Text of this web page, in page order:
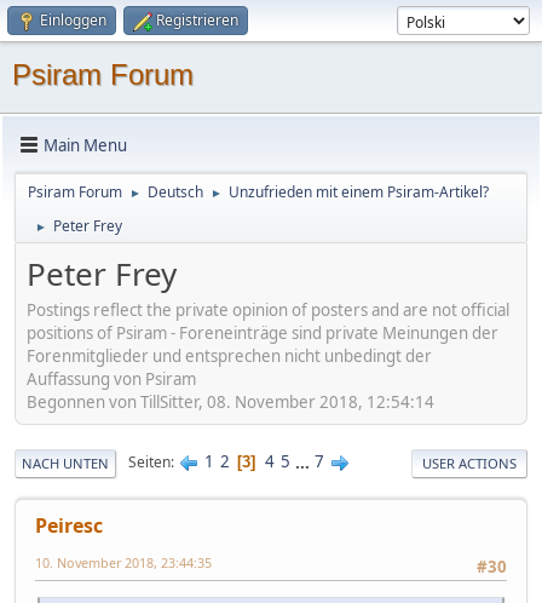
Einloggen Registrieren
Psiram Forum
Main Menu
Psiram Forum ► Deutsch ► Unzufrieden mit einem Psiram-Artikel?
► Peter Frey
Peter Frey
Postings reflect the private opinion of posters and are not official
positions of Psiram - Foreneinträge sind private Meinungen der
Forenmitglieder und entsprechen nicht unbedingt der
Auffassung von Psiram
Begonnen von TillSitter, 08. November 2018, 12:54:14
NACH UNTEN Seiten 1 2 3 4 5 ... 7 USER ACTIONS
Peiresc
#30
10. November 2018, 23:44:35